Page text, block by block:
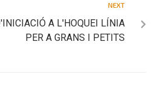
NEXT
A L'HOQUEI LÍNIA
PER A GRANS I PETITS